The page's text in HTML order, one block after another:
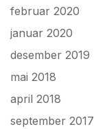
februar 2020
januar 2020
desember 2019
mai 2018
april 2018
september 2017